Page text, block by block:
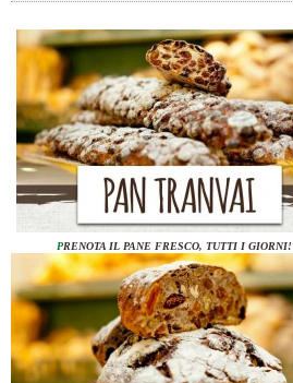
PRENOTA IL PANE FRESCO, TUTTI I GIORNI!